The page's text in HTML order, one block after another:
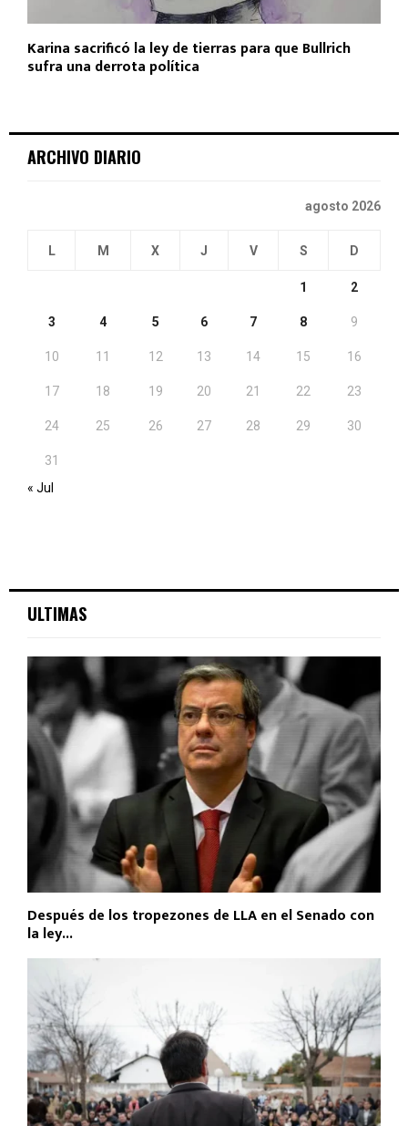
Karina sacrificó la ley de tierras para que Bullrich
sufra una derrota política
ARCHIVO DIARIO
agosto 2026
L M X J V S D
1 2
3 4 5 6 7 8 9
10 11 12 13 14 15 16
17 18 19 20 21 22 23
24 25 26 27 28 29 30
31
« Jul
ULTIMAS
Después de los tropezones de LLA en el Senado con
la ley...